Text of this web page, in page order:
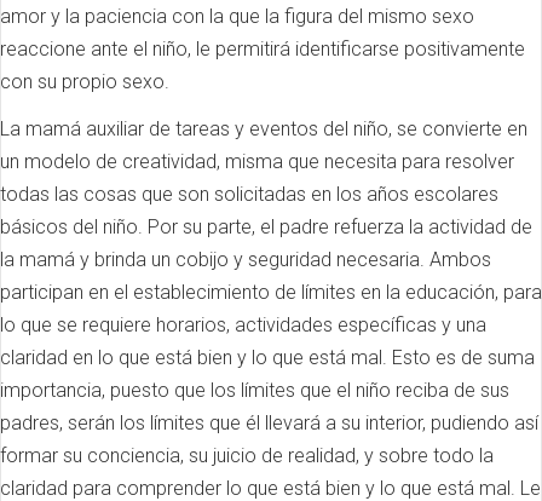
amor y la paciencia con la que la figura del mismo sexo
reaccione ante el niño, le permitirá identificarse positivamente
con su propio sexo.
La mamá auxiliar de tareas y eventos del niño, se convierte en
un modelo de creatividad, misma que necesita para resolver
todas las cosas que son solicitadas en los años escolares
básicos del niño. Por su parte, el padre refuerza la actividad de
la mamá y brinda un cobijo y seguridad necesaria. Ambos
participan en el establecimiento de límites en la educación, para
lo que se requiere horarios, actividades específicas y una
claridad en lo que está bien y lo que está mal. Esto es de suma
importancia, puesto que los límites que el niño reciba de sus
padres, serán los límites que él llevará a su interior, pudiendo así
formar su conciencia, su juicio de realidad, y sobre todo la
claridad para comprender lo que está bien y lo que está mal. Le